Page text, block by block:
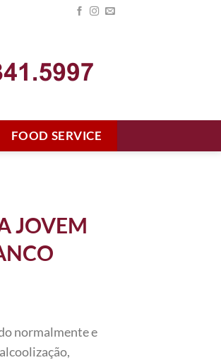
FOOD SERVICE
JOVEM
normalmente e